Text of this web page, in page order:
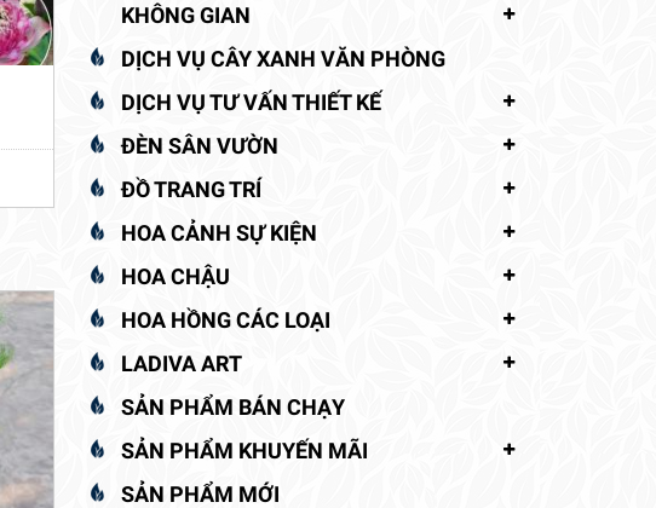
KHÔNG GIAN
DỊCH VỤ CÂY XANH VĂN PHÒNG
DỊCH VỤ TƯ VẤN THIẾT KẾ
ĐÈN SÂN VƯỜN
ĐỒ TRANG TRÍ
HOA CẢNH SỰ KIỆN
HOA CHẬU
HOA HỒNG CÁC LOẠI
LADIVA ART
SẢN PHẨM BÁN CHẠY
SẢN PHẨM KHUYẾN MÃI
SẢN PHẨM MỚI